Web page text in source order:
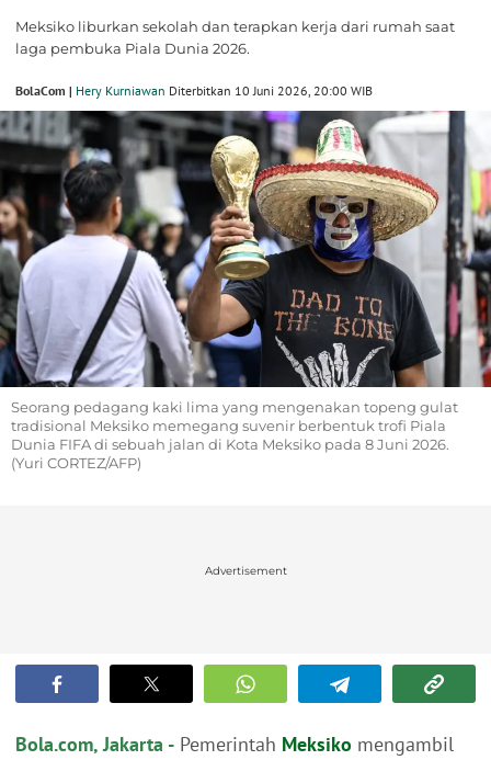
Meksiko liburkan sekolah dan terapkan kerja dari rumah saat
laga pembuka Piala Dunia 2026.
BolaCom | Hery Kurniawan Diterbitkan 10 Juni 2026, 20:00 WIB
Seorang pedagang kaki lima yang mengenakan topeng gulat
tradisional Meksiko memegang suvenir berbentuk trofi Piala
Dunia FIFA di sebuah jalan di Kota Meksiko pada 8 Juni 2026.
(Yuri CORTEZ/AFP)
Advertisement
Bola.com, Jakarta - Pemerintah Meksiko mengambil